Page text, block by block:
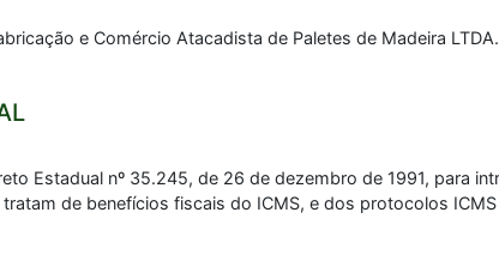
e Comércio Atacadista de Paletes de Madeira
Estadual nº 35.245, de 26 de dezembro de 1991, para
de benefícios fiscais do ICMS, e dos protocolos